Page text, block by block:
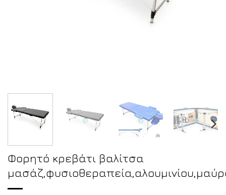
Φορητό κρεβάτι βαλίτσα